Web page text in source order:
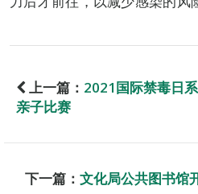
上一篇： 2021国际禁毒日
亲子比赛
下一篇： 文化局公共图书馆